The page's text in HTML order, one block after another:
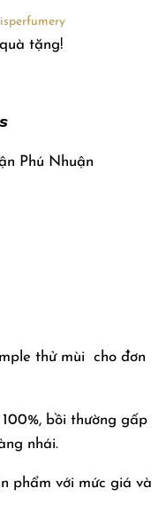
tặng!
Phú Nhuận
thử mùi
cho đơn
bồi thường gấp
nhái.
phẩm với mức giá và